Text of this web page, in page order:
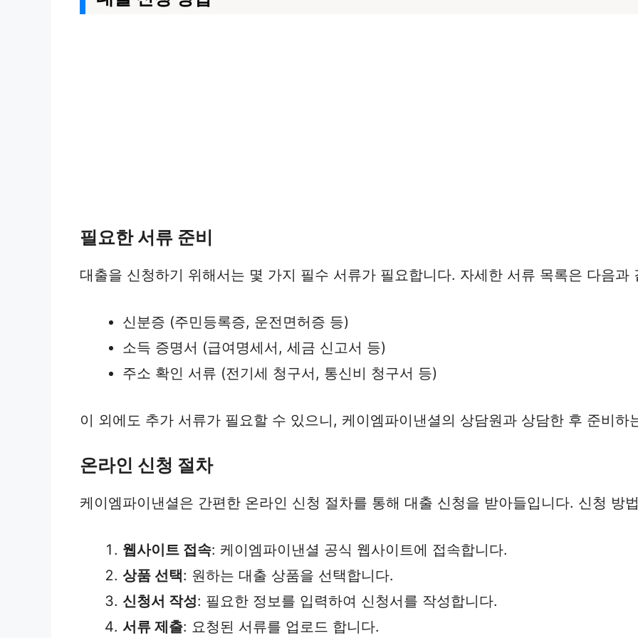
필요한 서류 준비
대출을 신청하기 위해서는 몇 가지 필수 서류가 필요합니다. 자세한 서류 목록은 다음과
신분증 (주민등록증, 운전면허증 등)
소득 증명서 (급여명세서, 세금 신고서 등)
주소 확인 서류 (전기세 청구서, 통신비 청구서 등)
이 외에도 추가 서류가 필요할 수 있으니, 케이엠파이낸셜의 상담원과 상담한 후 준비하
온라인 신청 절차
케이엠파이낸셜은 간편한 온라인 신청 절차를 통해 대출 신청을 받아들입니다. 신청 방
웹사이트 접속: 케이엠파이낸셜 공식 웹사이트에 접속합니다.
상품 선택: 원하는 대출 상품을 선택합니다.
신청서 작성: 필요한 정보를 입력하여 신청서를 작성합니다.
서류 제출: 요청된 서류를 업로드 합니다.